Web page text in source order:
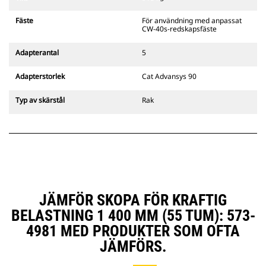
311–352 och alla hjulburna
dikesbredd finns även tillgängliga.
det CW-anpassade redskapsfästet
redskapsfästets gångjärn. CW-
redskapen.
Fäste
För användning med anpassat
CW-40s-redskapsfäste
Adapterantal 5
Adapterstorlek Cat Advansys 90
Typ av skärstål Rak
JÄMFÖR SKOPA FÖR KRAFTIG
BELASTNING 1 400 MM (55 TUM): 573-
4981 MED PRODUKTER SOM OFTA
JÄMFÖRS.